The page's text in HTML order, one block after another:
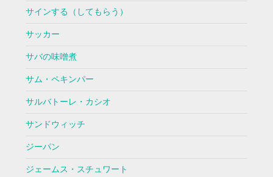
サインする（してもらう）
サッカー
サバの味噌煮
サム・ペキンパー
サルバトーレ・カシオ
サンドウィッチ
ジーパン
ジェームス・スチュワート